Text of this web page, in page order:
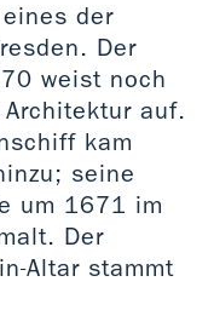
der
Der
weist noch
auf.
kam
seine
um 1671 im
Der
Altar stammt